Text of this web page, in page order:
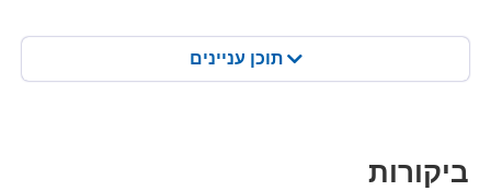
תוכן עניינים
ביקורות